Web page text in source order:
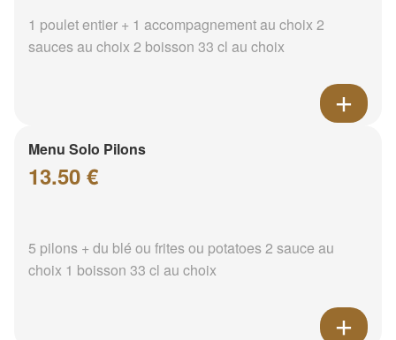
1 poulet entier + 1 accompagnement au choix 2
sauces au choix 2 boisson 33 cl au choix
Menu Solo Pilons
13.50 €
5 pilons + du blé ou frites ou potatoes 2 sauce au
choix 1 boisson 33 cl au choix